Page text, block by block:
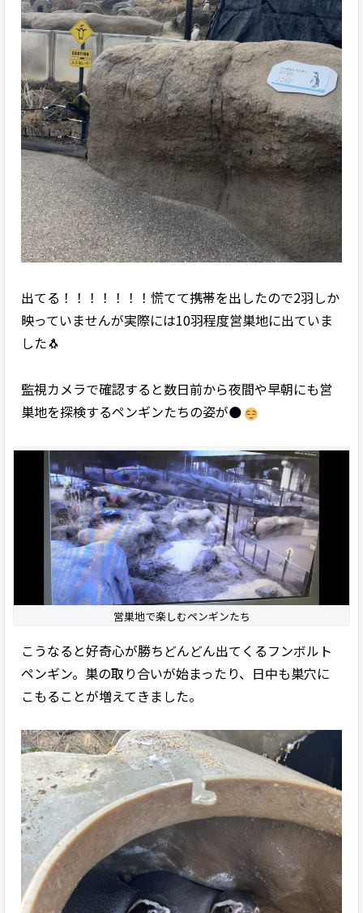
出てる！！！！！！！慌てて携帯を出したので2羽しか
映っていませんが実際には10羽程度営巣地に出ていま
した🐧
監視カメラで確認すると数日前から夜間や早朝にも営
巣地を探検するペンギンたちの姿が🌑
営巣地で楽しむペンギンたち
こうなると好奇心が勝ちどんどん出てくるフンボルト
ペンギン。巣の取り合いが始まったり、日中も巣穴に
こもることが増えてきました。